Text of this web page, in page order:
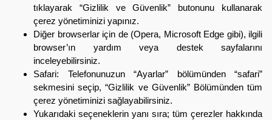
tıklayarak “Gizlilik ve Güvenlik” butonunu kullanarak
çerez yönetiminizi yapınız.
Diğer browserlar için de (Opera, Microsoft Edge gibi), ilgili
browser’ın yardım veya destek sayfalarını
inceleyebilirsiniz.
Safari: Telefonunuzun “Ayarlar” bölümünden “safari”
sekmesini seçip, “Gizlilik ve Güvenlik” Bölümünden tüm
çerez yönetiminizi sağlayabilirsiniz.
Yukarıdaki seçeneklerin yanı sıra; tüm çerezler hakkında